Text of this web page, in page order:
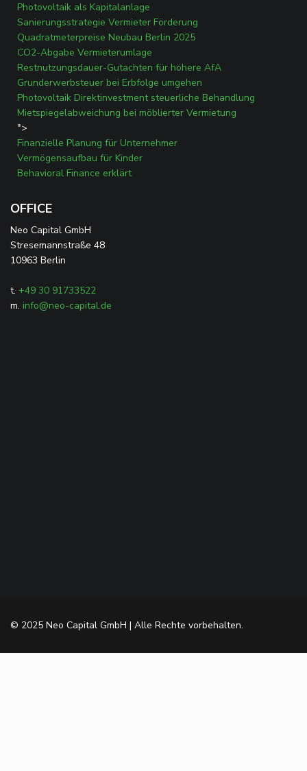
Photovoltaik als Kapitalanlage
Sanierungsstrategie Vermieter Förderung
Quadratmeterpreise Neubau Berlin 2025
CO2-Abgabe Vermieterumlage
Restnutzungsdauer-Gutachten für höhere AfA
Grunderwerbsteuer bei Erbfolge umgehen
Photovoltaik Direktinvestment steuerliche Behandlung
Mietspiegelabweichung bei möblierter Vermietung
">
Finanzielle Planung für Unternehmer
Vermögensaufbau für Kinder
Behavioral Finance erklärt
OFFICE
Neo Capital GmbH
Stresemannstraße 48
10963 Berlin
t. +49 30 91733522
m. info@neo-capital.de
© 2025 Neo Capital GmbH | Alle Rechte vorbehalten.